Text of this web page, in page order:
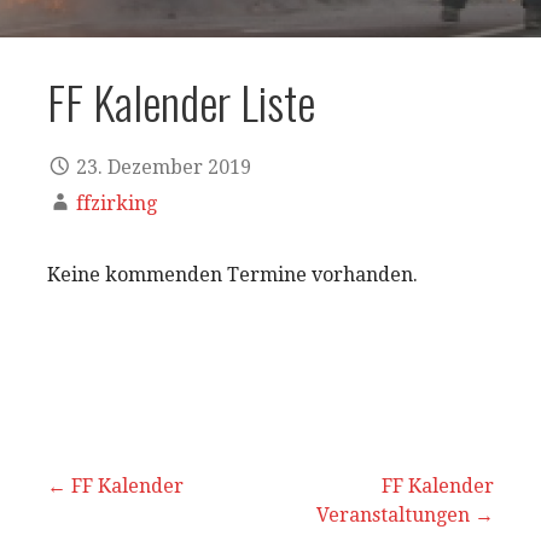
FF Kalender Liste
23. Dezember 2019
ffzirking
Keine kommenden Termine vorhanden.
Beitrags-
← FF Kalender
FF Kalender
Veranstaltungen →